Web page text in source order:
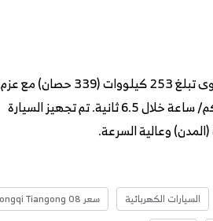
Tiangong 08 الجديدة مزودة ببطارية فودي من ليثيوم فوسفات الحديد، ويتمتع المحرك الكهربائي بقدرة قصوى تبلغ 253 كيلووات (339 حصان) مع عزم
دوران أقصى يبلغ 450 نيوتن متر، ويمكن شحنها من 10% إلى 80% خلال 41 دقيقة، والتسارع من 0 إلى 100 كم/ ساعة خلال 6.5 ثانية. تم تجهيز السيارة
السيارات الكهربائية
سعر Hongqi Tiangong 08